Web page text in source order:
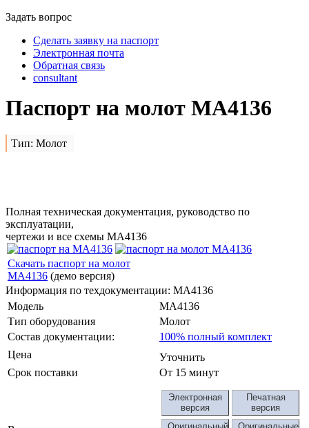
Задать вопрос
Сделать заявку на паспорт
Электронная почта
Обратная связь
consultant
Паспорт на молот МА4136
Тип: Молот
Полная техническая документация, руководство по
эксплуатации,
чертежи и все схемы МА4136
Скачать паспорт на молот
МА4136 (демо версия)
Информация по техдокументации: МА4136
Модель
МА4136
Тип оборудования
Молот
Состав документации:
100% полный комплект
Цена
Уточнить
Срок поставки
От 15 минут
Электронная
версия
Печатная
версия